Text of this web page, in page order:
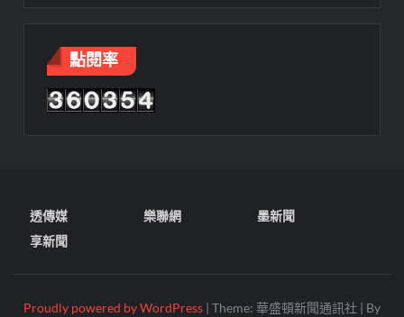
點閱率
透傳媒 樂聯網
墨新聞
享新聞
Proudly powered by WordPress Theme: 華盛頓新聞通訊社 By